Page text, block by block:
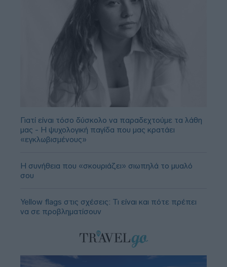
Γιατί είναι τόσο δύσκολο να παραδεχτούμε τα λάθη
μας - Η ψυχολογική παγίδα που μας κρατάει
«εγκλωβισμένους»
Η συνήθεια που «σκουριάζει» σιωπηλά το μυαλό
σου
Yellow flags στις σχέσεις: Τι είναι και πότε πρέπει
να σε προβληματίσουν